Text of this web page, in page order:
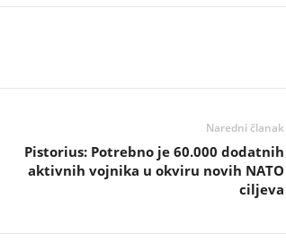
Naredni članak
Pistorius: Potrebno je 60.000 dodatnih
aktivnih vojnika u okviru novih NATO
ciljeva